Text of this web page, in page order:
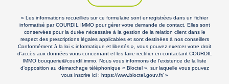
« Les informations recueillies sur ce formulaire sont enregistrées dans un fichier
informatisé par COURDIL IMMO pour gérer votre demande de contact. Elles sont
conservées pour la durée nécessaire à la gestion de la relation client dans le
respect des prescriptions légales applicables et sont destinées à nos conseillers
Conformément à la loi « informatique et libertés », vous pouvez exercer votre droit
d'accès aux données vous concernant et les faire rectifier en contactant COURDIL
IMMO bouquerie@courdil.immo. Nous vous informons de l'existence de la liste
d'opposition au démarchage téléphonique « Bloctel », sur laquelle vous pouvez
vous inscrire ici : https://www.bloctel.gouv.fr/»